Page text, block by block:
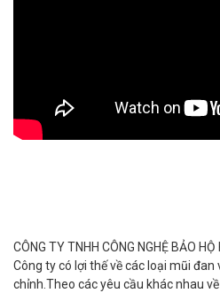
CÔNG TY TNHH CÔNG NGHỆ BẢO
Công ty có lợi thế về các loại mũi đan
chỉnh.Theo các yêu cầu khác nhau